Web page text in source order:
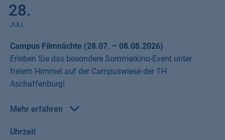
28.
JULI
Campus Filmnächte (28.07. – 08.08.2026)
Erleben Sie das besondere Sommerkino-Event unter
freiem Himmel auf der Campuswiese der TH
Aschaffenburg!
Mehr erfahren
Von Dienstag, den
Uhrzeit